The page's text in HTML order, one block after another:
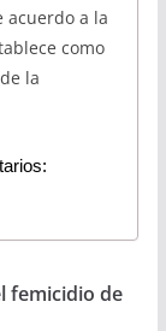
acuerdo a la
como
la
femicidio de